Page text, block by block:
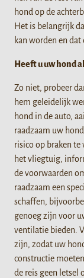
hond op de
Het is belangrijk
kan worden en
Heeft u uw hond
Zo niet, probeer
hem geleidelijk
hond in de auto,
raadzaam uw
risico op braken
het vliegtuig,
de voorwaarden
raadzaam een
schaffen,
genoeg zijn voor
ventilatie bieden.
zijn, zodat uw
constructie
de reis geen